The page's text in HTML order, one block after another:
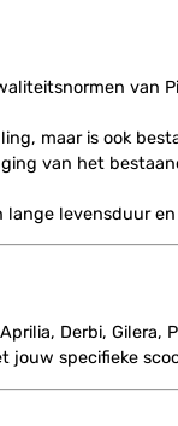
van
maar is ook
van het
levensduur
Derbi, Gilera,
specifieke